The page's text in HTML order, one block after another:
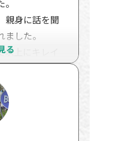
ていただき本
した。
親身に話を聞
した。
上にキレイ
一同大満足で
すぐ相談でき